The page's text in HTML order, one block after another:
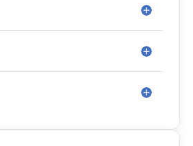
を約３０年行ってきました。経
法決算、税務決算、税務調査
原価計算、原価管理、資金繰り